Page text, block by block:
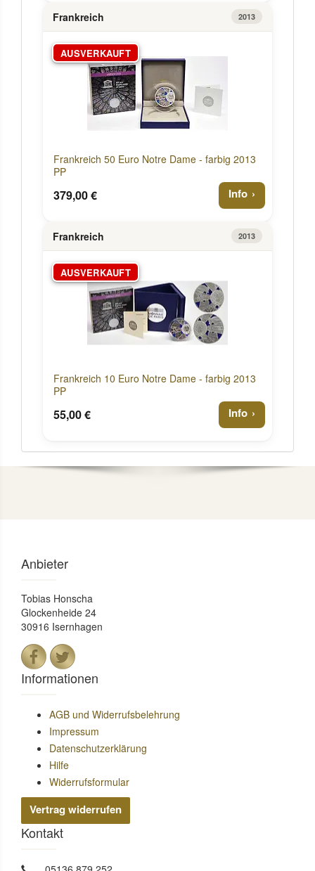
Frankreich 2013
AUSVERKAUFT
Frankreich 50 Euro Notre Dame - farbig 2013
PP
379,00 € Info
Frankreich 2013
AUSVERKAUFT
Frankreich 10 Euro Notre Dame - farbig 2013
PP
55,00 € Info
Anbieter
Tobias Honscha
Glockenheide 24
30916 Isernhagen
Informationen
AGB und Widerrufsbelehrung
Impressum
Datenschutzerklärung
Hilfe
Widerrufsformular
Vertrag widerrufen
Kontakt